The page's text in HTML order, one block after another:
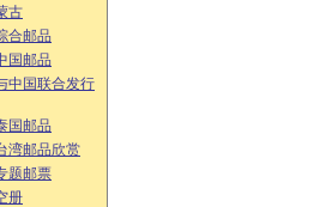
古
合邮品
国邮品
中国联合发行
国邮品
湾邮品欣赏
题邮票
册